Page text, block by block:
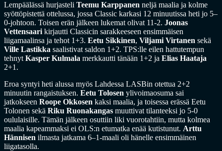
Lempäälässä hurjasteli Teemu Karppanen neljä maalia ja kolme
syöttöpistettä ottelussa, jossa Classic karkasi 12 minuutissa heti jo 5–
0-johtoon. Toisen erän jälkeen lukemat olivat 11-2. Joonas
Vettensaari kirjautti Classicin sarakkeeseen ensimmäisen
liigamaalinsa ja tehot 1+3. Eetu Sikkinen, Viljami Virtanen sekä
Ville Lastikka saalistivat saldon 1+2. TPS:lle eilen hattutempun
tehnyt Kasper Kulmala merkkautti tänään 1+2 ja Elias Haataja
2+1.
Eroa syntyi heti alussa myös Lahdessa LASBin otettua 2+2
minuutin rangaistuksen. Eetu Tolosen ylivoimaosuma sai
jatkokseen Roope Okkosen kaksi maalia, ja toisessa erässä Eetu
Tolonen sekä Riku Ruonakangas muuttivat tilanteeksi jo 5-0
oululaisille. Tämän jälkeen osuttiin liki vuorotahtiin, mutta kolmea
maalia kapeammaksi ei OLS:n etumatka enää kutistunut. Arttu
Hännisen ilmasta jatkama 6–1-maali oli hänelle ensimmäinen
liigatasolla.